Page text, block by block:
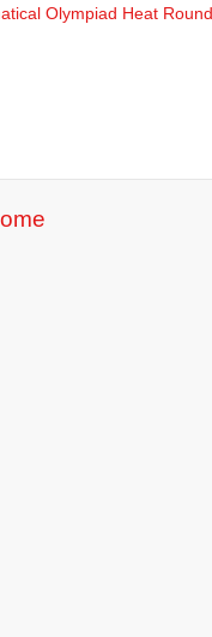
Olympiad Heat Round